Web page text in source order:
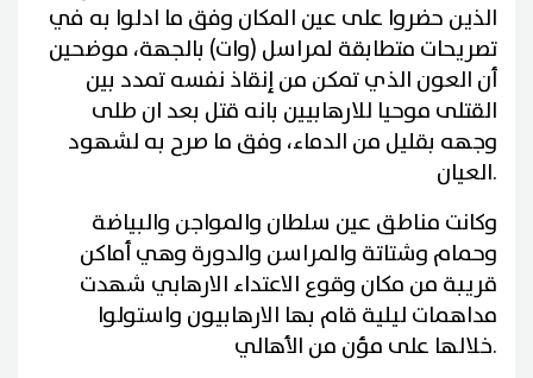
الذين حضروا على عين المكان وفق ما ادلوا به في
تصريحات متطابقة لمراسل (وات) بالجهة، موضحين
أن العون الذي تمكن من إنقاذ نفسه تمدد بين
القتلى موحيا للارهابيين بانه قتل بعد ان طلى
وجهه بقليل من الدماء، وفق ما صرح به لشهود
العيان.
وكانت مناطق عين سلطان والمواجن والبياضة
وحمام وشتاتة والمراسن والدورة وهي أماكن
قريبة من مكان وقوع الاعتداء الارهابي شهدت
مداهمات ليلية قام بها الارهابيون واستولوا
خلالها على مؤن من الأهالي.